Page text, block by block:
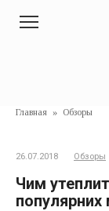
Главная » Обзоры
26.07.2018 Обзоры
Чим
популярних